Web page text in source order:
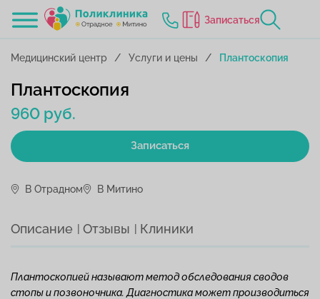
Записаться
Медицинский центр Услуги и цены Плантоскопия
960 руб.
Записаться
Плантоскопия
В Отрадном В Митино
Описание Отзывы Клиники
Плантоскопией называют метод обследования сводов
стопы и позвоночника. Диагностика может производиться